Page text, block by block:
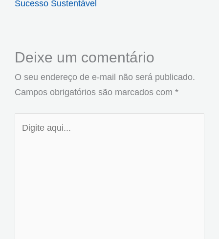
Sucesso Sustentável
Deixe um comentário
O seu endereço de e-mail não será publicado.
Campos obrigatórios são marcados com *
aqui...